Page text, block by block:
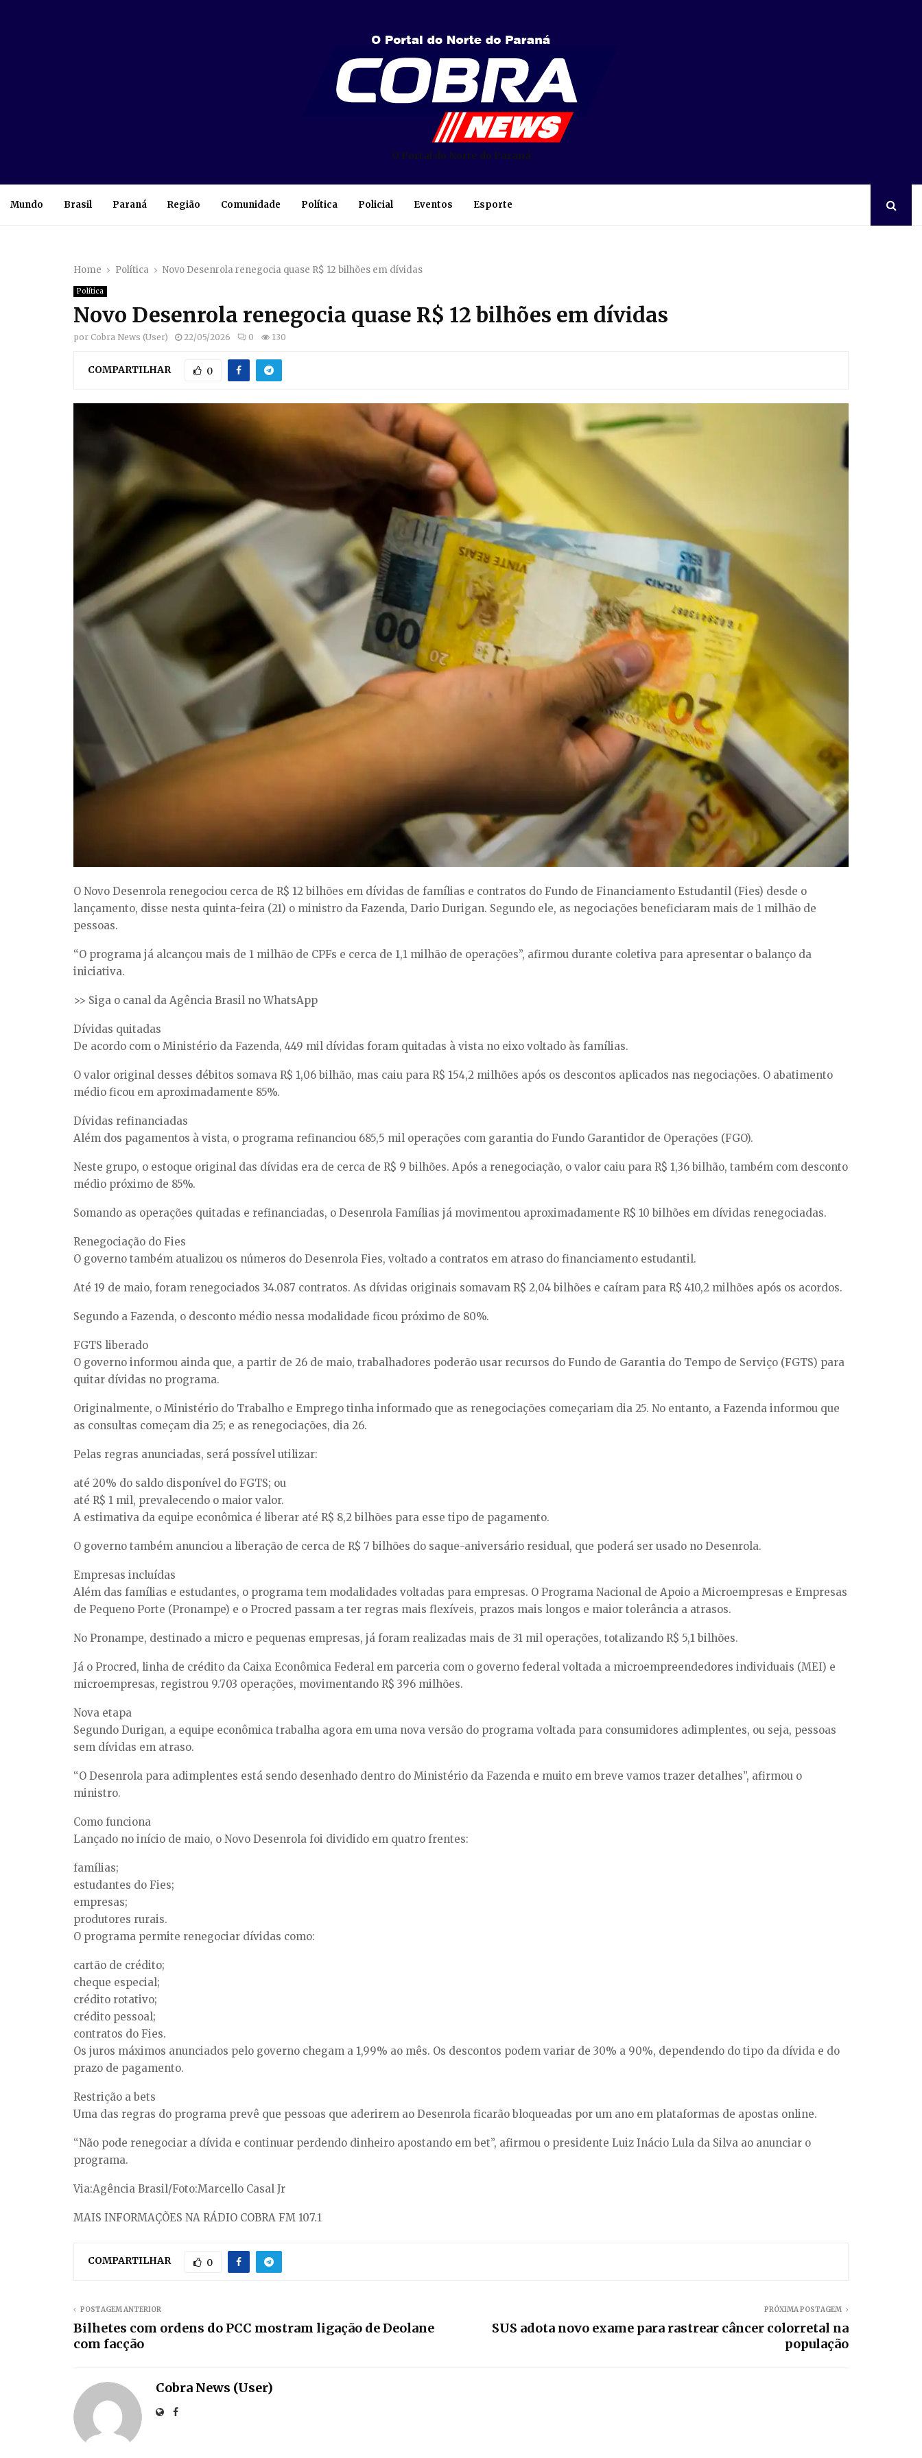
O Portal do Norte do Paraná
Mundo Brasil Paraná Região Comunidade Política Policial Eventos Esporte
Home Política Novo Desenrola renegocia quase R$ 12 bilhões em dívidas
Política
Novo Desenrola renegocia quase R$ 12 bilhões em dívidas
por Cobra News (User) 22/05/2026 0 130
COMPARTILHAR 0
O Novo Desenrola renegociou cerca de R$ 12 bilhões em dívidas de famílias e contratos do Fundo de Financiamento Estudantil (Fies) desde o
lançamento, disse nesta quinta-feira (21) o ministro da Fazenda, Dario Durigan. Segundo ele, as negociações beneficiaram mais de 1 milhão de
pessoas.
“O programa já alcançou mais de 1 milhão de CPFs e cerca de 1,1 milhão de operações”, afirmou durante coletiva para apresentar o balanço da
iniciativa.
>> Siga o canal da Agência Brasil no WhatsApp
Dívidas quitadas
De acordo com o Ministério da Fazenda, 449 mil dívidas foram quitadas à vista no eixo voltado às famílias.
O valor original desses débitos somava R$ 1,06 bilhão, mas caiu para R$ 154,2 milhões após os descontos aplicados nas negociações. O abatimento
médio ficou em aproximadamente 85%.
Dívidas refinanciadas
Além dos pagamentos à vista, o programa refinanciou 685,5 mil operações com garantia do Fundo Garantidor de Operações (FGO).
Neste grupo, o estoque original das dívidas era de cerca de R$ 9 bilhões. Após a renegociação, o valor caiu para R$ 1,36 bilhão, também com desconto
médio próximo de 85%.
Somando as operações quitadas e refinanciadas, o Desenrola Famílias já movimentou aproximadamente R$ 10 bilhões em dívidas renegociadas.
Renegociação do Fies
O governo também atualizou os números do Desenrola Fies, voltado a contratos em atraso do financiamento estudantil.
Até 19 de maio, foram renegociados 34.087 contratos. As dívidas originais somavam R$ 2,04 bilhões e caíram para R$ 410,2 milhões após os acordos.
Segundo a Fazenda, o desconto médio nessa modalidade ficou próximo de 80%.
FGTS liberado
O governo informou ainda que, a partir de 26 de maio, trabalhadores poderão usar recursos do Fundo de Garantia do Tempo de Serviço (FGTS) para
quitar dívidas no programa.
Originalmente, o Ministério do Trabalho e Emprego tinha informado que as renegociações começariam dia 25. No entanto, a Fazenda informou que
as consultas começam dia 25; e as renegociações, dia 26.
Pelas regras anunciadas, será possível utilizar:
até 20% do saldo disponível do FGTS; ou
até R$ 1 mil, prevalecendo o maior valor.
A estimativa da equipe econômica é liberar até R$ 8,2 bilhões para esse tipo de pagamento.
O governo também anunciou a liberação de cerca de R$ 7 bilhões do saque-aniversário residual, que poderá ser usado no Desenrola.
Empresas incluídas
Além das famílias e estudantes, o programa tem modalidades voltadas para empresas. O Programa Nacional de Apoio a Microempresas e Empresas
de Pequeno Porte (Pronampe) e o Procred passam a ter regras mais flexíveis, prazos mais longos e maior tolerância a atrasos.
No Pronampe, destinado a micro e pequenas empresas, já foram realizadas mais de 31 mil operações, totalizando R$ 5,1 bilhões.
Já o Procred, linha de crédito da Caixa Econômica Federal em parceria com o governo federal voltada a microempreendedores individuais (MEI) e
microempresas, registrou 9.703 operações, movimentando R$ 396 milhões.
Nova etapa
Segundo Durigan, a equipe econômica trabalha agora em uma nova versão do programa voltada para consumidores adimplentes, ou seja, pessoas
sem dívidas em atraso.
“O Desenrola para adimplentes está sendo desenhado dentro do Ministério da Fazenda e muito em breve vamos trazer detalhes”, afirmou o
ministro.
Como funciona
Lançado no início de maio, o Novo Desenrola foi dividido em quatro frentes:
famílias;
estudantes do Fies;
empresas;
produtores rurais.
O programa permite renegociar dívidas como:
cartão de crédito;
cheque especial;
crédito rotativo;
crédito pessoal;
contratos do Fies.
Os juros máximos anunciados pelo governo chegam a 1,99% ao mês. Os descontos podem variar de 30% a 90%, dependendo do tipo da dívida e do
prazo de pagamento.
Restrição a bets
Uma das regras do programa prevê que pessoas que aderirem ao Desenrola ficarão bloqueadas por um ano em plataformas de apostas online.
“Não pode renegociar a dívida e continuar perdendo dinheiro apostando em bet”, afirmou o presidente Luiz Inácio Lula da Silva ao anunciar o
programa.
Via:Agência Brasil/Foto:Marcello Casal Jr
MAIS INFORMAÇÕES NA RÁDIO COBRA FM 107.1
COMPARTILHAR 0
POSTAGEM ANTERIOR
Bilhetes com ordens do PCC mostram ligação de Deolane
com facção
PRÓXIMA POSTAGEM
SUS adota novo exame para rastrear câncer colorretal na
população
Cobra News (User)